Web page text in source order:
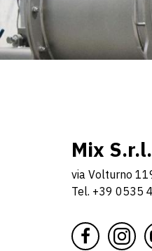
Mix S.r.l.
via Volturno
Tel. +39 0535